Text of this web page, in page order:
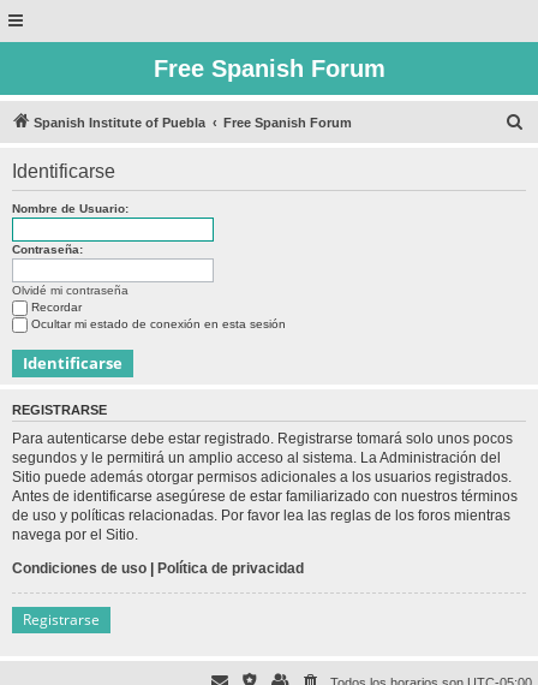
Free Spanish Forum
Spanish Institute of Puebla Free Spanish Forum
Identificarse
Nombre de Usuario:
Contraseña:
Olvidé mi contraseña
Recordar
Ocultar mi estado de conexión en esta sesión
REGISTRARSE
Para autenticarse debe estar registrado. Registrarse tomará solo unos pocos
segundos y le permitirá un amplio acceso al sistema. La Administración del
Sitio puede además otorgar permisos adicionales a los usuarios registrados.
Antes de identificarse asegúrese de estar familiarizado con nuestros términos
de uso y políticas relacionadas. Por favor lea las reglas de los foros mientras
navega por el Sitio.
Condiciones de uso | Política de privacidad
Registrarse
Todos los horarios son UTC-05:00